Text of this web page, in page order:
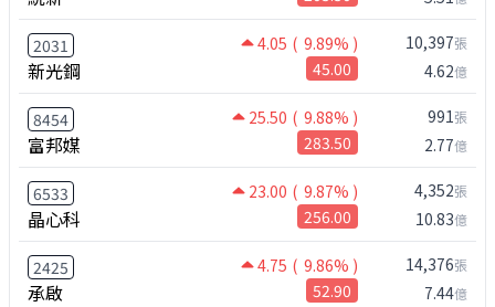
2031 4.05 ( 9.89% )
新光鋼 45.00
10,397張
4.62億
8454 25.50 ( 9.88% )
富邦媒 283.50
991張
2.77億
6533 23.00 ( 9.87% )
晶心科 256.00
4,352張
10.83億
2425 4.75 ( 9.86% )
承啟 52.90
14,376張
7.44億